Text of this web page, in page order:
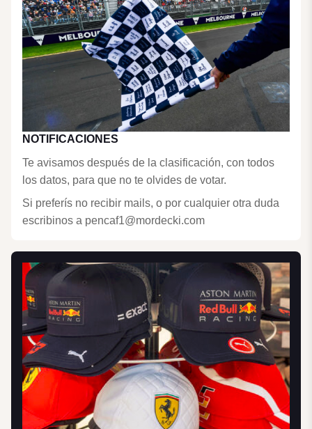
NOTIFICACIONES
Te avisamos después de la clasificación, con todos
los datos, para que no te olvides de votar.
Si preferís no recibir mails, o por cualquier otra duda
escribinos a pencaf1@mordecki.com